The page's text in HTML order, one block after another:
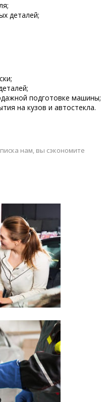
деталей;
подготовке машины;
на кузов и автостекла.
нам, вы сэкономите